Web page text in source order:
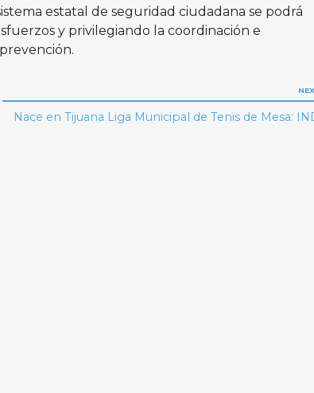
estatal de seguridad ciudadana se podrá
y privilegiando la coordinación e
Nace en Tijuana Liga Municipal de Tenis de Mesa: